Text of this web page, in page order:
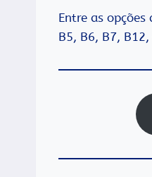
Entre as
B5, B6, B7, B12,